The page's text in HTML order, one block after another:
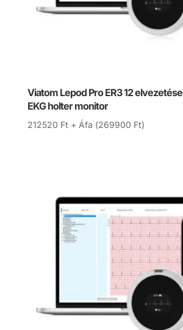
Viatom Lepod Pro ER3 12
EKG holter monitor
212520 Ft + Áfa (269900 Ft)